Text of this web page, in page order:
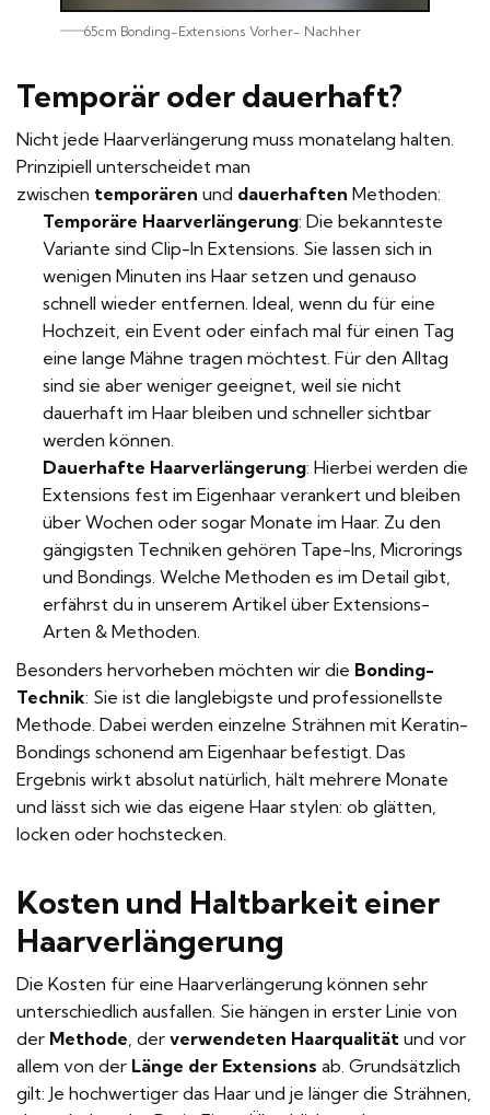
65cm Bonding-Extensions Vorher- Nachher
Temporär oder dauerhaft?
Nicht jede Haarverlängerung muss monatelang halten.
Prinzipiell unterscheidet man
zwischen temporären und dauerhaften Methoden:
Temporäre Haarverlängerung: Die bekannteste
Variante sind Clip-In Extensions. Sie lassen sich in
wenigen Minuten ins Haar setzen und genauso
schnell wieder entfernen. Ideal, wenn du für eine
Hochzeit, ein Event oder einfach mal für einen Tag
eine lange Mähne tragen möchtest. Für den Alltag
sind sie aber weniger geeignet, weil sie nicht
dauerhaft im Haar bleiben und schneller sichtbar
werden können.
Dauerhafte Haarverlängerung: Hierbei werden die
Extensions fest im Eigenhaar verankert und bleiben
über Wochen oder sogar Monate im Haar. Zu den
gängigsten Techniken gehören Tape-Ins, Microrings
und Bondings. Welche Methoden es im Detail gibt,
erfährst du in unserem Artikel über Extensions-
Arten & Methoden
Besonders hervorheben möchten wir die Bonding-
Technik: Sie ist die langlebigste und professionellste
Methode. Dabei werden einzelne Strähnen mit Keratin-
Bondings schonend am Eigenhaar befestigt. Das
Ergebnis wirkt absolut natürlich, hält mehrere Monate
und lässt sich wie das eigene Haar stylen: ob glätten,
locken oder hochstecken.
Kosten und Haltbarkeit einer
Haarverlängerung
Die Kosten für eine Haarverlängerung können sehr
unterschiedlich ausfallen. Sie hängen in erster Linie von
der Methode , der verwendeten Haarqualität und vor
allem von der Länge der Extensions ab. Grundsätzlich
gilt: Je hochwertiger das Haar und je länger die Strähnen,